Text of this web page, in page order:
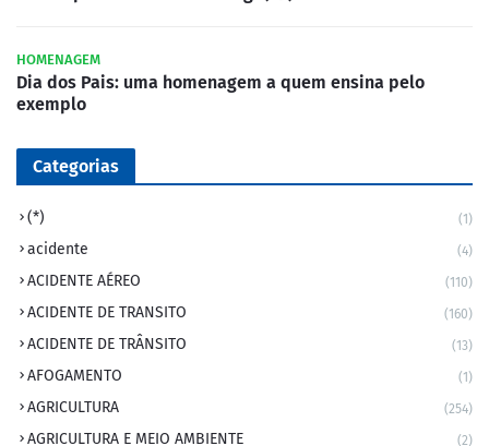
HOMENAGEM
Dia dos Pais: uma homenagem a quem ensina pelo
exemplo
Categorias
(*) (1)
acidente (4)
ACIDENTE AÉREO (110)
ACIDENTE DE TRANSITO (160)
ACIDENTE DE TRÂNSITO (13)
AFOGAMENTO (1)
AGRICULTURA (254)
AGRICULTURA E MEIO AMBIENTE (2)